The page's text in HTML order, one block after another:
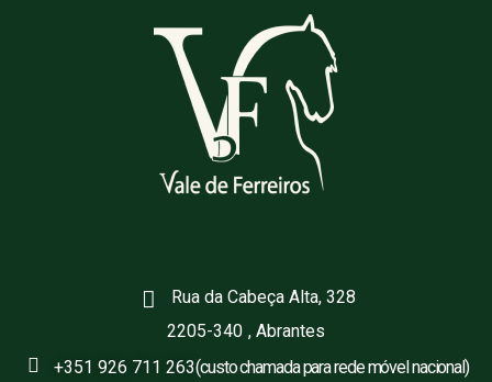
Rua da Cabeça Alta, 328
2205-340 , Abrantes
+351 926 711 263(custo chamada para rede móvel nacional)